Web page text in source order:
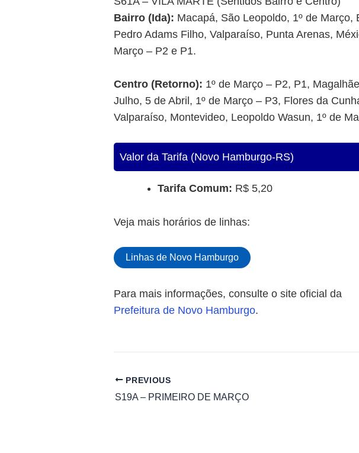
Bairro (Ida): Macapá, São Leopoldo, 1º de
Pedro Adams Filho, Valparaíso, Punta Arenas,
Março – P2 e P1.
Centro (Retorno): 1º de Março – P2, P1,
Julho, 5 de Abril, 1º de Março – P3, Flores da
Valparaíso, Montevideo, Leopoldo Wasun, 1º de
Valor da Tarifa (Novo Hamburgo-RS)
Tarifa Comum: R$ 5,20
Veja mais horários de linhas:
Linhas de Novo Hamburgo
Para mais informações, consulte o site oficial da
Prefeitura de Novo Hamburgo.
PREVIOUS
S19A – PRIMEIRO DE MARÇO